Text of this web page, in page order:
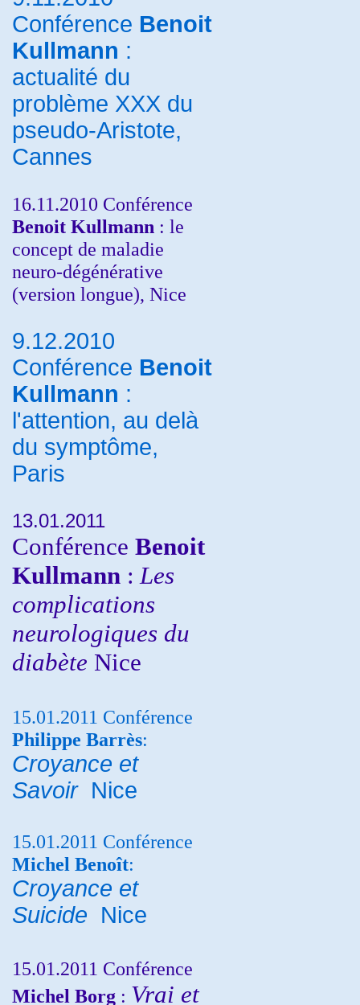
Conférence Benoit
Kullmann :
actualité du
problème XXX du
pseudo-Aristote,
Cannes
16.11.2010 Conférence
Benoit Kullmann : le
concept de maladie
neuro-dégénérative
(version longue), Nice
9.12.2010
Conférence Benoit
Kullmann :
l'attention, au delà
du symptôme,
Paris
13.01.2011
Conférence Benoit
Kullmann : Les
complications
neurologiques du
diabète Nice
15.01.2011 Conférence
Philippe Barrès:
Croyance et
Savoir Nice
15.01.2011 Conférence
Michel Benoît:
Croyance et
Suicide Nice
15.01.2011 Conférence
Michel Borg : Vrai et